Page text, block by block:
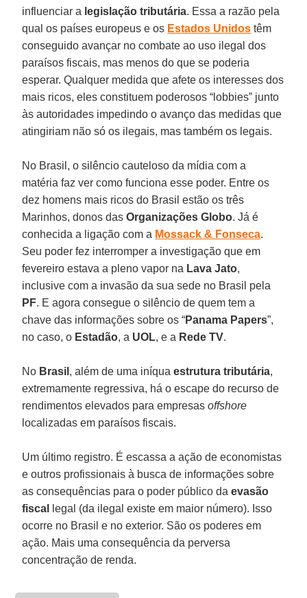
influenciar a legislação tributária. Essa a razão pela
qual os países europeus e os Estados Unidos têm
conseguido avançar no combate ao uso ilegal dos
paraísos fiscais, mas menos do que se poderia
esperar. Qualquer medida que afete os interesses dos
mais ricos, eles constituem poderosos “lobbies” junto
às autoridades impedindo o avanço das medidas que
atingiriam não só os ilegais, mas também os legais.
No Brasil, o silêncio cauteloso da mídia com a
matéria faz ver como funciona esse poder. Entre os
dez homens mais ricos do Brasil estão os três
Marinhos, donos das Organizações Globo. Já é
conhecida a ligação com a Mossack & Fonseca.
Seu poder fez interromper a investigação que em
fevereiro estava a pleno vapor na Lava Jato,
inclusive com a invasão da sua sede no Brasil pela
PF. E agora consegue o silêncio de quem tem a
chave das informações sobre os “Panama Papers”,
no caso, o Estadão, a UOL, e a Rede TV.
No Brasil , além de uma iníquaestrutura tributária,
extremamente regressiva, há o escape do recurso de
rendimentos elevados para empresasoffshore
localizadas em paraísos fiscais.
Um último registro. É escassa a ação de economistas
e outros profissionais à busca de informações sobre
as consequências para o poder público daevasão
fiscal
legal (da ilegal existe em maior número). Isso
ocorre no Brasil e no exterior. São os poderes em
ação. Mais uma consequência da perversa
concentração de renda.